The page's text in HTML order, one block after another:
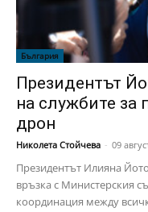
България
Президентът
на службите за
дрон
Николета Стойчева - 09
Президентът Илияна
връзка с Министерския
координация между